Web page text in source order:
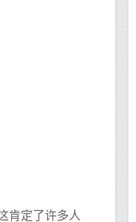
肯定了许多人